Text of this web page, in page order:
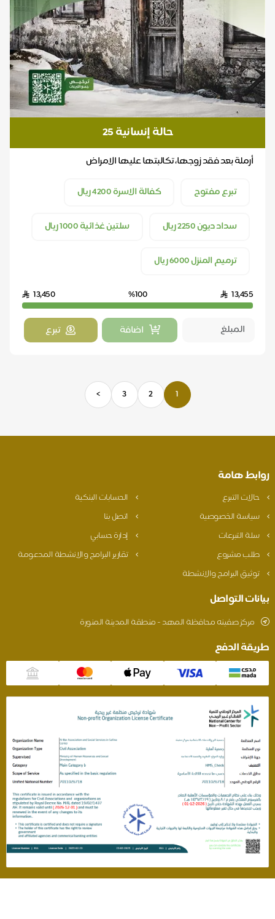
حالة إنسانية 25
أرملة بعد فقد زوجها، تكالبتها عليها الامراض
تبرع مفتوح
كفالة الاسرة 4200 ريال
سداد ديون 2250 ريال سلتين غذائية 1000 ريال
ترميم المنزل 6000 ريال
13,455
%100
13,450
اضافة تبرع
1
2
3
>
روابط هامة
حالات التبرع
الحسابات البنكية
سياسة الخصوصية
اتصل بنا
سلة التبرعات
إدارة حسابي
طلب مشروع
تقارير البرامج والانشطة المدعومة
توثيق البرامج والانشطة
بيانات التواصل
مركز صفينه محافظة المهد - منطقة المدينة المنورة
طريقة الدفع